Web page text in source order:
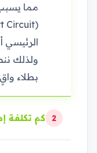
مما يسبب
الرئيسي
ولذلك
بطلاء
2 كم تكلفة